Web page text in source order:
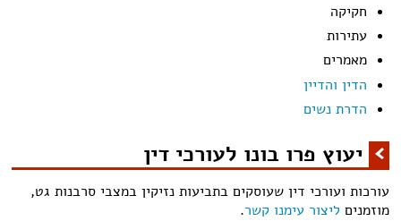
חקיקה
עתירות
מאמרים
הדין והדיין
הדרת נשים
יעוץ פרו בונו לעורכי דין
עורכות ועורכי דין שעוסקים בתביעות נזיקין במצבי סרבנות גט,
מוזמנים ליצור עימנו קשר.